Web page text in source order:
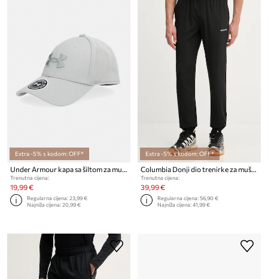
Extra -5% s kodom: OFF*
Under Armour kapa sa šiltom za muškarce
Trenutna cijena:
19,99 €
Regularna cijena:23,99 €
Najniža cijena:20,99 €
Extra -5% s kodom: OFF*
Columbia Donji dio trenirke za muškarce
Trenutna cijena:
39,99 €
Regularna cijena:56,90 €
Najniža cijena:41,99 €